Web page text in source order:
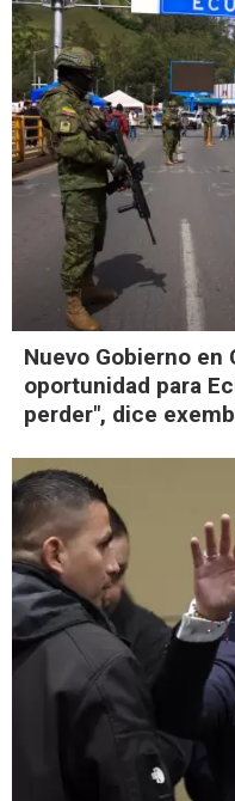
Nuevo Gobierno en
oportunidad para
perder", dice